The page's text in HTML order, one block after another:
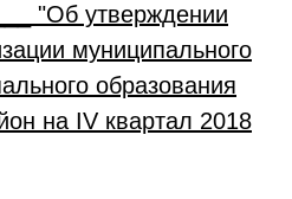
"Об утверждении
муниципального
образования
на IV квартал 2018